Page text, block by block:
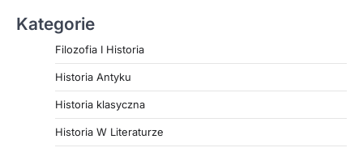
Kategorie
Filozofia I Historia
Historia Antyku
Historia klasyczna
Historia W Literaturze